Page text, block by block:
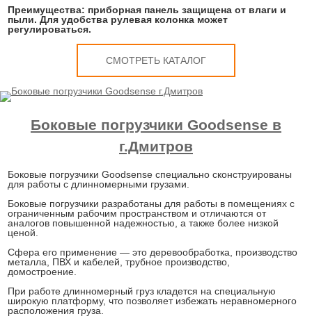
Преимущества: приборная панель защищена от влаги и
пыли. Для удобства рулевая колонка может
регулироваться.
СМОТРЕТЬ КАТАЛОГ
Боковые погрузчики Goodsense в
г.Дмитров
Боковые погрузчики Goodsense специально сконструированы
для работы с длинномерными грузами.
Боковые погрузчики разработаны для работы в помещениях с
ограниченным рабочим пространством и отличаются от
аналогов повышенной надежностью, а также более низкой
ценой.
Сфера его применение — это деревообработка, производство
металла, ПВХ и кабелей, трубное производство,
домостроение.
При работе длинномерный груз кладется на специальную
широкую платформу, что позволяет избежать неравномерного
расположения груза.